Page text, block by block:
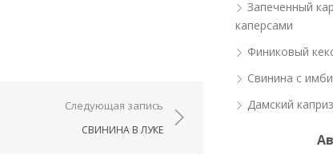
Следующая запись
СВИНИНА В ЛУКЕ
Запеченный
каперсами
Финиковый
Свинина с
Дамский каприз